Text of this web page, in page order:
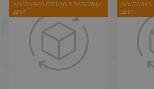
ДОСТАВКА ОТ 1 ДО 3 РАБОТНИ
ДНИ
ДОСТАВКА
ДНИ